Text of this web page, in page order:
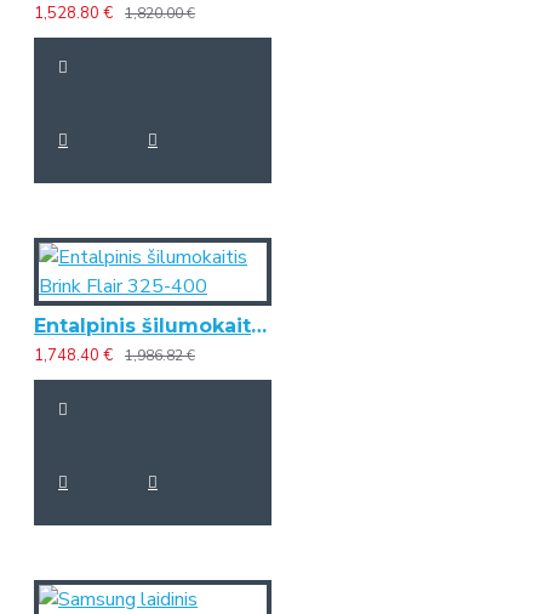
1,528.80 € 1,820.00 €
Entalpinis šilumokaitis Brink Flair 325-400
1,748.40 € 1,986.82 €